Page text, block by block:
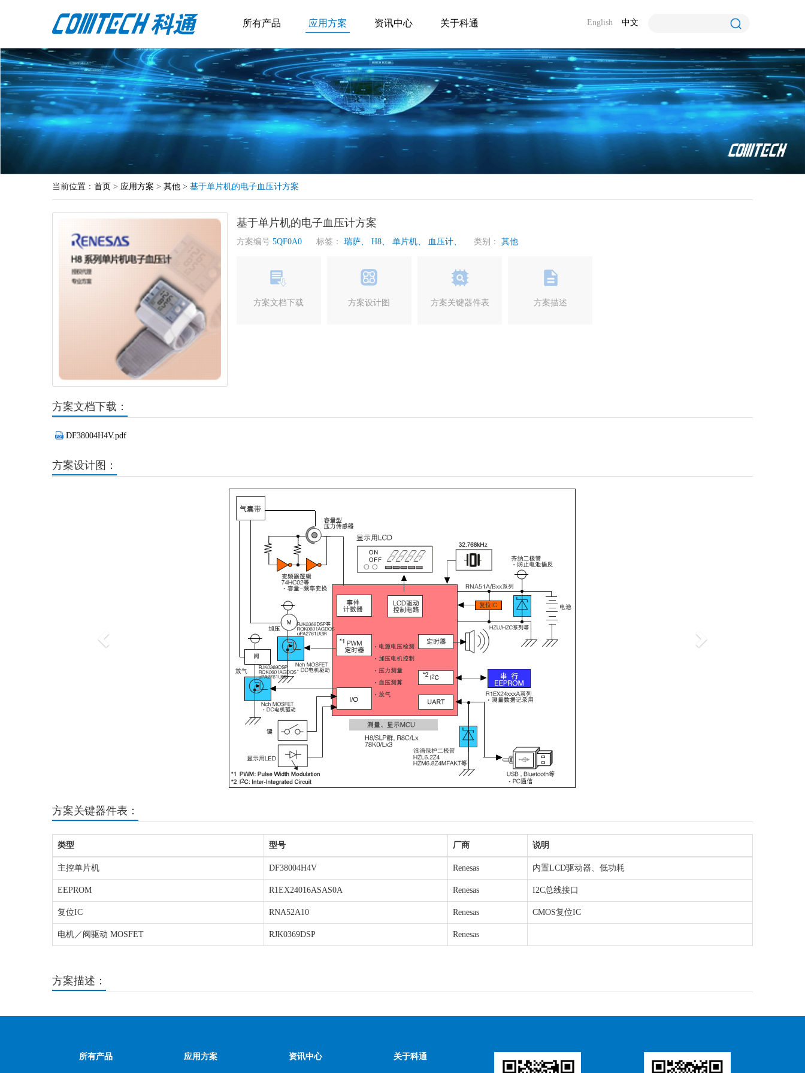
所有产品 应用方案 资讯中心 关于科通 English 中文
当前位置： 首页 > 应用方案 > 其他 > 基于单片机的电子血压计方案
基于单片机的电子血压计方案
方案编号 5QF0A0 标签： 瑞萨、 H8、 单片机、 血压计、 类别： 其他
方案文档下载 方案设计图 方案关键器件表 方案描述
方案文档下载：
DF38004H4V.pdf
方案设计图：
方案关键器件表：
类型 型号 厂商 说明
主控单片机 DF38004H4V Renesas 内置LCD驱动器、低功耗
EEPROM R1EX24016ASAS0A Renesas I2C总线接口
复位IC RNA52A10 Renesas CMOS复位IC
电机／阀驱动 MOSFET RJK0369DSP Renesas
方案描述：
所有产品 应用方案 资讯中心 关于科通